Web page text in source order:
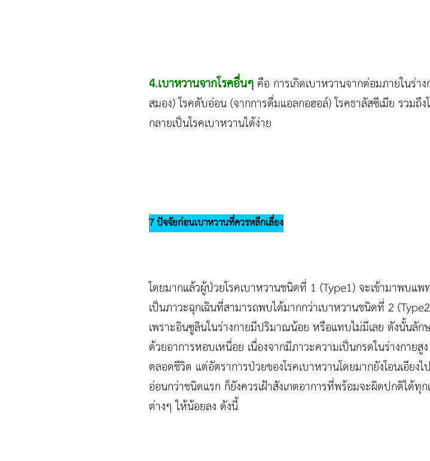
4.เบาหวานจากโรคอื่นๆ คือ การเกิดเบาหวานจากต่อมภายในร่
สมอง) โรคตับอ่อน (จากการดื่มแอลกอฮอล์) โรคธาลัสซีเมีย รวม
กลายเป็นโรคเบาหวานได้ง่าย
7 ปัจจัยก่อนเบาหวานที่ควรหลีกเลี่ยง
โดยมากแล้วผู้ป่วยโรคเบาหวานชนิดที่ 1 (Type1) จะเข้ามาพบแ
เป็นภาวะฉุกเฉินที่สามารถพบได้มากกว่าเบาหวานชนิดที่ 2
เพราะอินซูลินในร่างกายมีปริมาณน้อย หรือแทบไม่มีเลย ดังนั้นลั
ด้วยอาการหอบเหนื่อย เนื่องจากมีภาวะความเป็นกรดในร่างกาย
ตลอดชีวิต แต่อัตราการป่วยของโรคเบาหวานโดยมากยังโอนเอี
อ่อนกว่าชนิดแรก ก็ยังควรเฝ้าสังเกตอาการที่พร้อมจะผิดปกติได้
ต่างๆ ให้น้อยลง ดังนี้